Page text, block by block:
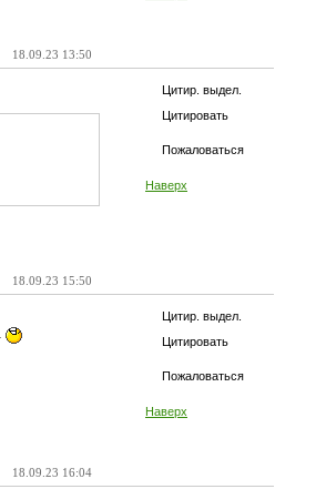
18.09.23 13:50
Цитир. выдел.
Цитировать
Пожаловаться
Наверх
18.09.23 15:50
Цитир. выдел.
Цитировать
Пожаловаться
Наверх
18.09.23 16:04